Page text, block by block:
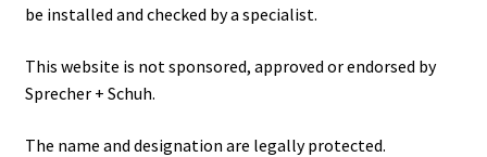
be installed and checked by a specialist.
This website is not sponsored, approved or endorsed by
Sprecher + Schuh.
The name and designation are legally protected.